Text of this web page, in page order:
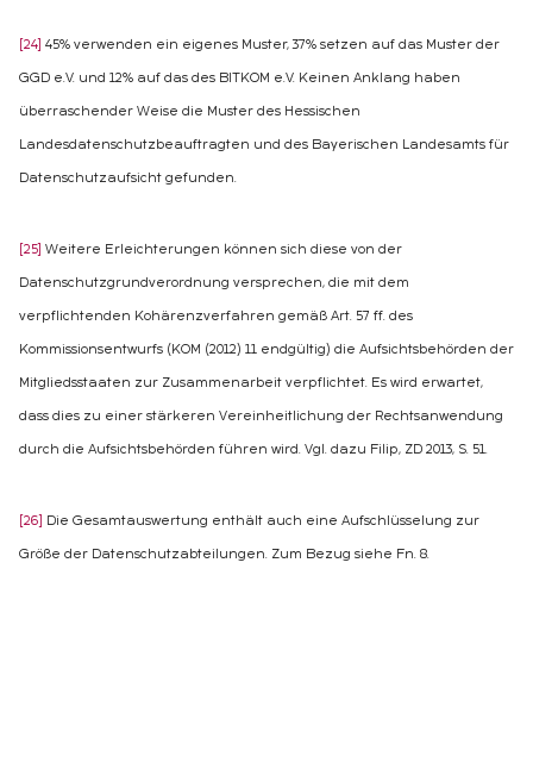
[24] 45% verwenden ein eigenes Muster, 37% setzen auf das Muster der
GGD e.V. und 12% auf das des BITKOM e.V. Keinen Anklang haben
überraschender Weise die Muster des Hessischen
Landesdatenschutzbeauftragten und des Bayerischen Landesamts für
Datenschutzaufsicht gefunden.
[25] Weitere Erleichterungen können sich diese von der
Datenschutzgrundverordnung versprechen, die mit dem
verpflichtenden Kohärenzverfahren gemäß Art. 57 ff. des
Kommissionsentwurfs (KOM (2012) 11 endgültig) die Aufsichtsbehörden der
Mitgliedsstaaten zur Zusammenarbeit verpflichtet. Es wird erwartet,
dass dies zu einer stärkeren Vereinheitlichung der Rechtsanwendung
durch die Aufsichtsbehörden führen wird. Vgl. dazu Filip, ZD 2013, S. 51.
[26] Die Gesamtauswertung enthält auch eine Aufschlüsselung zur
Größe der Datenschutzabteilungen. Zum Bezug siehe Fn. 8.